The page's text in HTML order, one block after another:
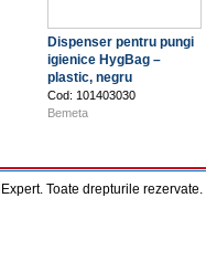
Dispenser pentru pungi
igienice HygBag –
plastic, negru
Cod: 101403030
Bemeta
Toate drepturile rezervate. |